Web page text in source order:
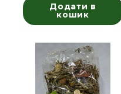
Додати в
кошик